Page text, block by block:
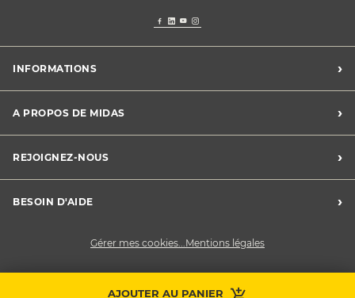
AJOUTER AU PANIER
INFORMATIONS ›
Conditions générales de vente
Mentions légales
Charte vie privée
Déclaration de cookies
A PROPOS DE MIDAS ›
Le groupe Midas
Développement durable
REJOIGNEZ-NOUS ›
Devenez franchisé
BESOIN D'AIDE ›
Gérer mes cookies...Mentions légales